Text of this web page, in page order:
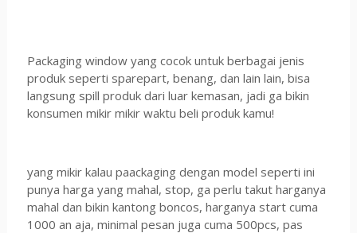
Packaging window yang cocok untuk berbagai jenis
produk seperti sparepart, benang, dan lain lain, bisa
langsung spill produk dari luar kemasan, jadi ga bikin
konsumen mikir mikir waktu beli produk kamu!
yang mikir kalau paackaging dengan model seperti ini
punya harga yang mahal, stop, ga perlu takut harganya
mahal dan bikin kantong boncos, harganya start cuma
1000 an aja, minimal pesan juga cuma 500pcs, pas